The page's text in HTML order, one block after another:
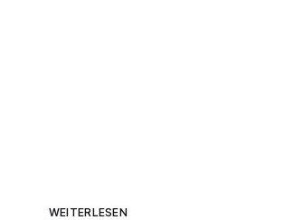
WEITERLESEN